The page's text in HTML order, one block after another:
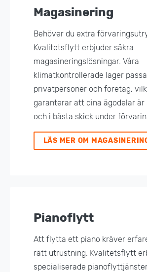
Magasinering
Behöver du extra
Kvalitetsflytt erbjuder säkra
magasineringslösningar. Våra
klimatkontrollerade lager
privatpersoner och företag,
garanterar att dina ägodelar är
och i bästa skick under
LÄS MER OM
Pianoflytt
Att flytta ett piano kräver
rätt utrustning. Kvalitetsflytt
specialiserade